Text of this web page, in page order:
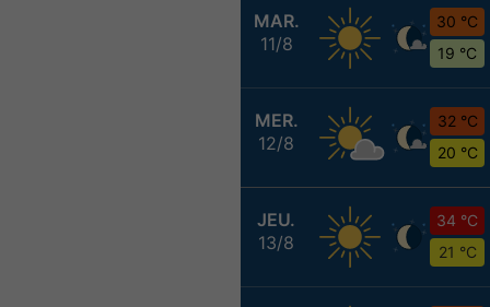
MAR.
11/8
30 °C
19 °C
MER.
12/8
32 °C
20 °C
JEU.
13/8
34 °C
21 °C